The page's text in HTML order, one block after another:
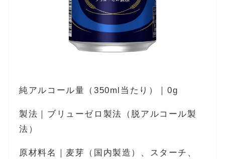
純アルコール量（350ml当たり）｜0g
製法｜ブリューゼロ製法（脱アルコール製
法）
原材料名｜麦芽（国内製造）、スターチ、